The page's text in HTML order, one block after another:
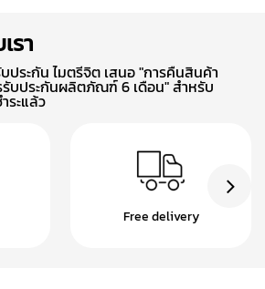
รา
ประกัน ไมตรีจิต เสนอ "การคืนสินค้า
รับประกันผลิตภัณฑ์ 6 เดือน" สำหรับ
ระแล้ว
Free delivery